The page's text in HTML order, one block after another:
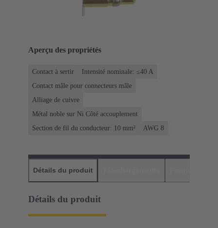
Aperçu des propriétés
Contact à sertir
Intensité nominale: ≤40 A
Contact mâle pour connecteurs mâle
Alliage de cuivre
Métal noble sur Ni Côté accouplement
Section de fil du conducteur: 10 mm²
AWG 8
Détails du produit
Détails du produit